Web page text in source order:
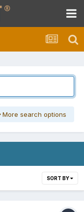
More search options
SORT BY